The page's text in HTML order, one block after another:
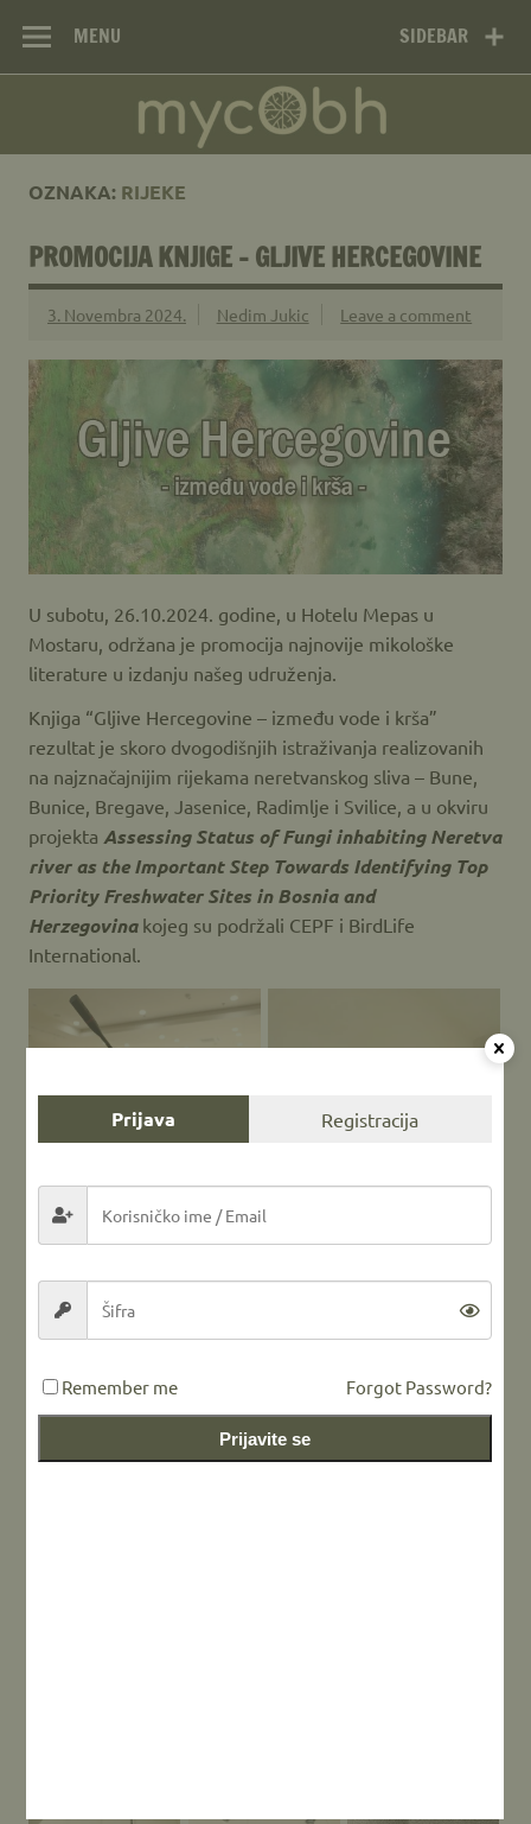
content
Mikološko
udruženje
MYCOBH –
Mycological
Society MYCOBH
SIDEBAR
MENU
OZNAKA: RIJEKE
PROMOCIJA KNJIGE – GLJIVE HERCEGOVINE
3. Novembra 2024. Nedim Jukic Leave a comment
U subotu, 26.10.2024. godine, u Hotelu Mepas u
Mostaru, održana je promocija najnovije mikološke
literature u izdanju našeg udruženja.
Knjiga “Gljive Hercegovine – između vode i krša”
rezultat je skoro dvogodišnjih istraživanja realizovanih
na najznačajnijim rijekama neretvanskog sliva – Bune,
Bunice, Bregave, Jasenice, Radimlje i Svilice, a u okviru
projekta Assessing Status of Fungi inhabiting Neretva
river as the Important Step Towards Identifying Top
Priority Freshwater Sites in Bosnia and
Herzegovinakojeg su podržali CEPF i BirdLife
International.
Prijava Registracija
Remember me Forgot Password?
Prijavite se